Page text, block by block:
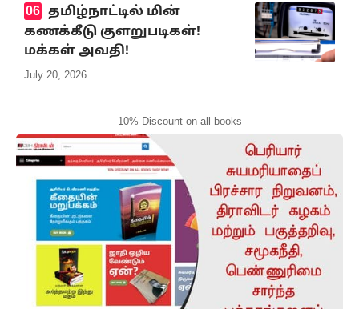
தமிழ்நாட்டில் மின்
கணக்கீடு குளறுபடிகள்!
மக்கள் அவதி!
July 20, 2026
10% Discount on all books